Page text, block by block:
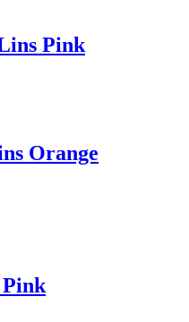
Pink
Orange
Pink